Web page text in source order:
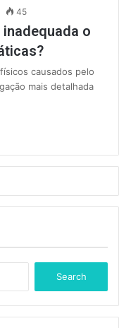
45
o
causados pelo
mais detalhada